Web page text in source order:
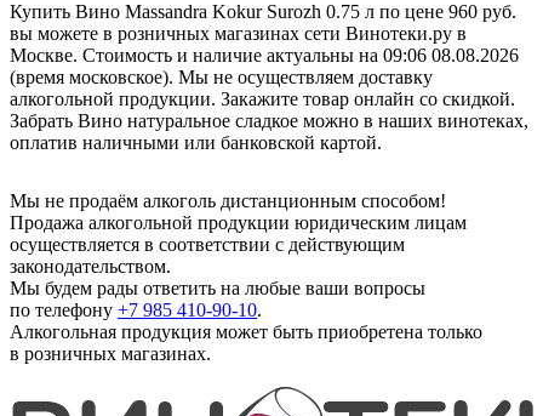
Купить Вино Massandra Kokur Surozh 0.75 л по цене 960 руб.
вы можете в розничных магазинах сети Винотеки.ру в
Москве. Стоимость и наличие актуальны на 09:06 08.08.2026
(время московское). Мы не осуществляем доставку
алкогольной продукции. Закажите товар онлайн со скидкой.
Забрать Вино натуральное сладкое можно в наших винотеках,
оплатив наличными или банковской картой.
Мы не продаём алкоголь дистанционным способом!
Продажа алкогольной продукции юридическим лицам
осуществляется в соответствии с действующим
законодательством.
Мы будем рады ответить на любые ваши вопросы
по телефону +7 985 410-90-10.
Алкогольная продукция может быть приобретена только
в розничных магазинах.